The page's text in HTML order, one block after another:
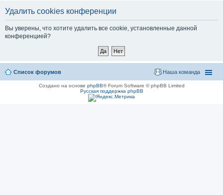
Удалить cookies конференции
Вы уверены, что хотите удалить все cookie, установленные данной
конференцией?
Список форумов Наша команда
Создано на основе phpBB® Forum Software © phpBB Limited
Русская поддержка phpBB